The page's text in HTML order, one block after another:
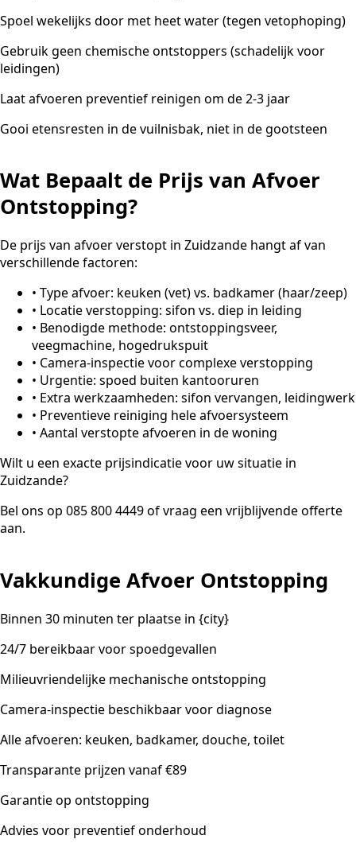
Spoel wekelijks door met heet water (tegen vetophoping)
Gebruik geen chemische ontstoppers (schadelijk voor
leidingen)
Laat afvoeren preventief reinigen om de 2-3 jaar
Gooi etensresten in de vuilnisbak, niet in de gootsteen
Wat Bepaalt de Prijs van Afvoer
Ontstopping?
De prijs van afvoer verstopt in Zuidzande hangt af van
verschillende factoren:
• Type afvoer: keuken (vet) vs. badkamer (haar/zeep)
• Locatie verstopping: sifon vs. diep in leiding
• Benodigde methode: ontstoppingsveer,
veegmachine, hogedrukspuit
• Camera-inspectie voor complexe verstopping
• Urgentie: spoed buiten kantooruren
• Extra werkzaamheden: sifon vervangen, leidingwerk
• Preventieve reiniging hele afvoersysteem
• Aantal verstopte afvoeren in de woning
Wilt u een exacte prijsindicatie voor uw situatie in
Zuidzande?
Bel ons op 085 800 4449 of vraag een vrijblijvende offerte
aan.
Vakkundige Afvoer Ontstopping
Binnen 30 minuten ter plaatse in {city}
24/7 bereikbaar voor spoedgevallen
Milieuvriendelijke mechanische ontstopping
Camera-inspectie beschikbaar voor diagnose
Alle afvoeren: keuken, badkamer, douche, toilet
Transparante prijzen vanaf €89
Garantie op ontstopping
Advies voor preventief onderhoud